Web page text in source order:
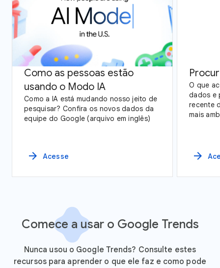
Como as pessoas estão
usando o Modo IA
Como a IA está mudando nosso jeito de
pesquisar? Confira os novos dados da
equipe do Google (arquivo em inglês)
arrow_forward Acesse
O que
dados e
recente
mais
arrow_forward
Comece a usar o Google Trends
Nunca usou o Google Trends? Consulte estes
recursos para aprender o que ele faz e como pode